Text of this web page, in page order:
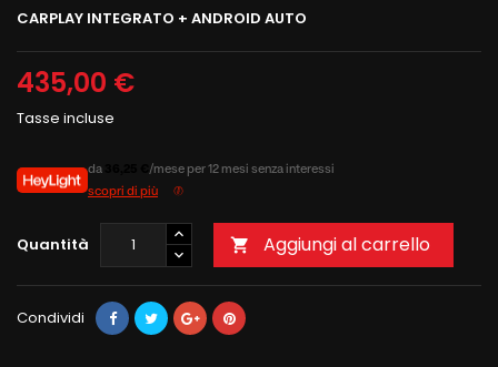
CARPLAY INTEGRATO + ANDROID AUTO
435,00 €
Tasse incluse
da
/mese per 12 mesi senza interessi
scopri di più
Quantità  Aggiungi al carrello
Condividi